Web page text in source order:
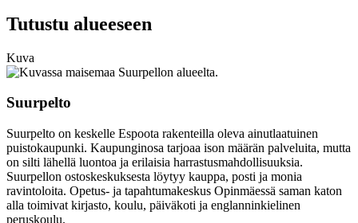
Tutustu alueeseen
Kuva
Suurpelto
Suurpelto on keskelle Espoota rakenteilla oleva ainutlaatuinen
puistokaupunki. Kaupunginosa tarjoaa ison määrän palveluita, mutta
on silti lähellä luontoa ja erilaisia harrastusmahdollisuuksia.
Suurpellon ostoskeskuksesta löytyy kauppa, posti ja monia
ravintoloita. Opetus- ja tapahtumakeskus Opinmäessä saman katon
alla toimivat kirjasto, koulu, päiväkoti ja englanninkielinen
peruskoulu.